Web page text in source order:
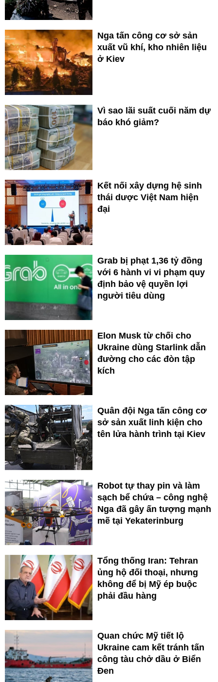
Nga tấn công cơ sở sản
xuất vũ khí, kho nhiên liệu
ở Kiev
Vì sao lãi suất cuối năm dự
báo khó giảm?
Kết nối xây dựng hệ sinh
thái dược Việt Nam hiện
đại
Grab bị phạt 1,36 tỷ đồng
với 6 hành vi vi phạm quy
định bảo vệ quyền lợi
người tiêu dùng
Elon Musk từ chối cho
Ukraine dùng Starlink dẫn
đường cho các đòn tập
kích
Quân đội Nga tấn công cơ
sở sản xuất linh kiện cho
tên lửa hành trình tại Kiev
Robot tự thay pin và làm
sạch bể chứa – công nghệ
Nga đã gây ấn tượng mạnh
mẽ tại Yekaterinburg
Tổng thống Iran: Tehran
ủng hộ đối thoại, nhưng
không để bị Mỹ ép buộc
phải đầu hàng
Quan chức Mỹ tiết lộ
Ukraine cam kết tránh tấn
công tàu chở dầu ở Biển
Đen